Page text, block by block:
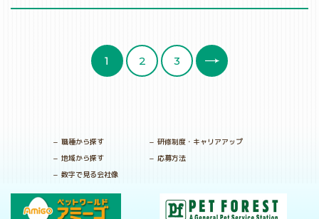
1 2 3
職種から探す
研修制度・キャリアアップ
地域から探す
応募方法
数字で見る会社像